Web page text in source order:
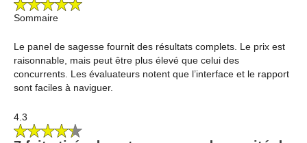
Sommaire
Le panel de sagesse fournit des résultats complets. Le prix est
raisonnable, mais peut être plus élevé que celui des
concurrents. Les évaluateurs notent que l’interface et le rapport
sont faciles à naviguer.
4.3